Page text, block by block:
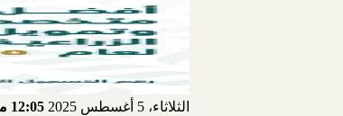
الثلاثاء، 5 أغسطس 2025 12:05 مـ